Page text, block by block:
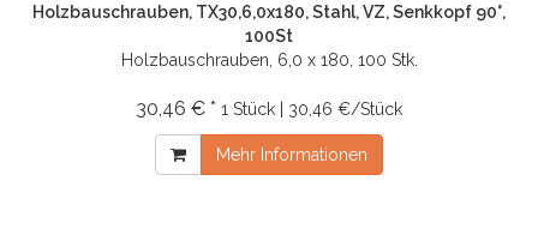
Holzbauschrauben, TX30,6,0x180, Stahl, VZ, Senkkopf 90°,
100St
Holzbauschrauben, 6,0 x 180, 100 Stk.
30,46 € * 1 Stück | 30,46 €/Stück
Mehr Informationen